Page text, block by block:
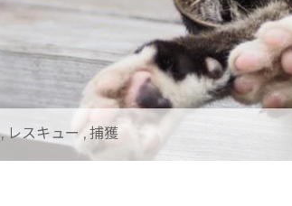
,レスキュー , 捕獲